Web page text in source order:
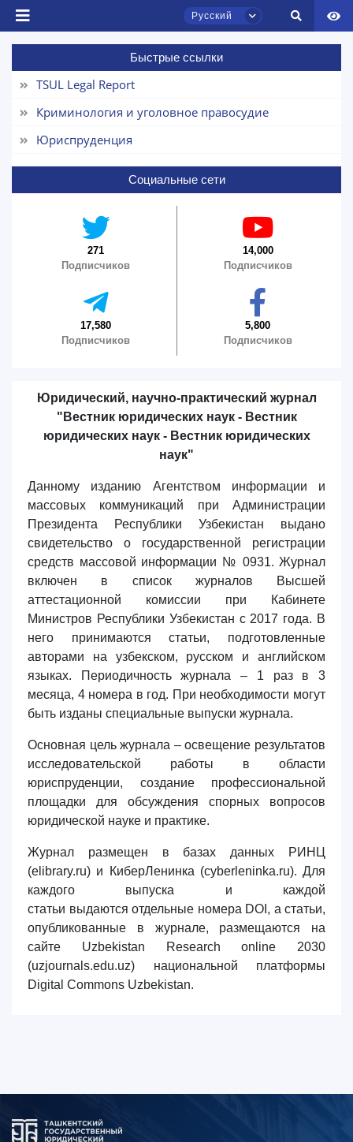
Русский
Быстрые ссылки
TSUL Legal Report
Криминология и уголовное правосудие
Юриспруденция
Социальные сети
271
Подписчиков
14,000
Подписчиков
17,580
Подписчиков
5,800
Подписчиков
Юридический, научно-практический журнал
"Вестник юридических наук - Вестник
юридических наук - Вестник юридических
наук"
Данному изданию Агентством информации и
массовых коммуникаций при Администрации
Президента Республики Узбекистан выдано
свидетельство о государственной регистрации
средств массовой информации № 0931. Журнал
включен в список журналов Высшей
аттестационной комиссии при Кабинете
Министров Республики Узбекистан с 2017 года. В
него принимаются статьи, подготовленные
авторами на узбекском, русском и английском
языках. Периодичность журнала– 1 раз в 3
месяца, 4 номера в год. При необходимости могут
быть изданы специальные выпуски журнала.
Основная цель журнала –освещение результатов
исследовательской работы в области
юриспруденции, создание профессиональной
площадки для обсуждения спорных вопросов
юридической науке и практике.
Журнал размещен в базах данных РИНЦ
(elibrary.ru) и КиберЛенинка (cyberleninka.ru). Для
каждого выпуска и каждой
статьи выдаются отдельные номера DOI, а статьи,
опубликованные в журнале, размещаются на
сайте Uzbekistan Research online 2030
(uzjournals.еdu.uz) национальной платформы
Digital Commons Uzbekistan.
Чат приёмной комиссии ТГЮУ
Онлайн
приёмной комиссии ТГЮУ.
Оставляйте здесь свои обращения по
Выберите тему — затем появятся
конкретные вопросы:
8. Квота (бакалавриат) (1) 9. Квота (магистратура) (1)
✉️ Написать администратору